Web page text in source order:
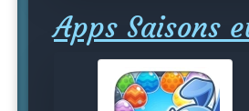
Apps Saisons